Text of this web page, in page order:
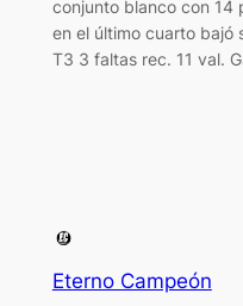
conjunto blanco con 14
en el último cuarto bajó
T3 3 faltas rec. 11 val.
Eterno Campeón